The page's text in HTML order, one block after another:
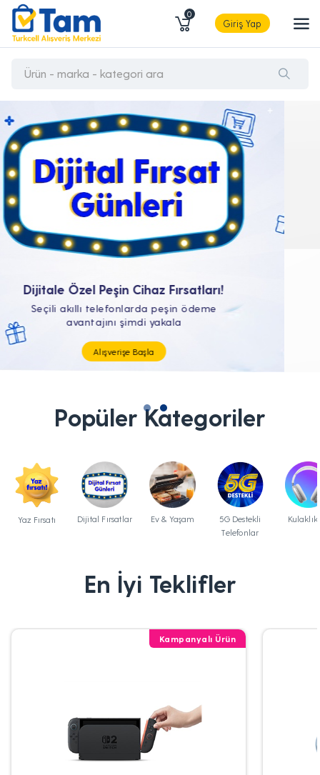
0
Giriş Yap
Tüm Teknolojik İhtiyaçların Tam'da
Popüler Kategoriler
Yaz Fırsatı Dijital Fırsatlar Ev & Yaşam
5G Destekli
Telefonlar
En İyi Teklifler
Kampanyalı Ürün